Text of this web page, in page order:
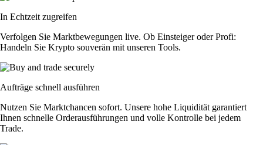
In Echtzeit zugreifen
Verfolgen Sie Marktbewegungen live. Ob Einsteiger oder Profi:
Handeln Sie Krypto souverän mit unseren Tools.
Aufträge schnell ausführen
Nutzen Sie Marktchancen sofort. Unsere hohe Liquidität garantiert
Ihnen schnelle Orderausführungen und volle Kontrolle bei jedem
Trade.